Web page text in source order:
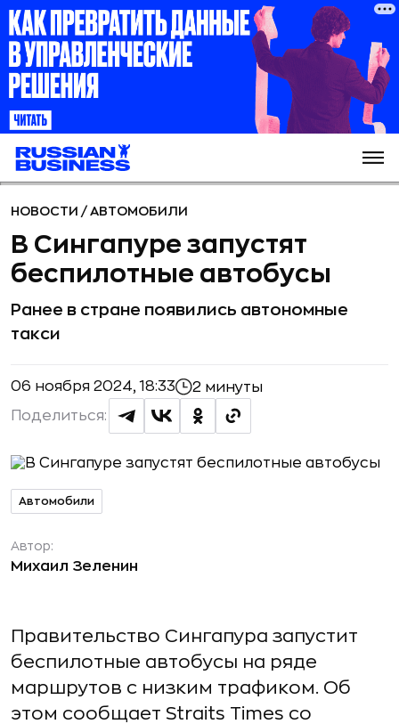
НОВОСТИ / АВТОМОБИЛИ
В Сингапуре запустят
беспилотные автобусы
Ранее в стране появились автономные
такси
06 ноября 2024, 18:33 2 минуты
Поделиться:
Автомобили
Автор:
Михаил Зеленин
Правительство Сингапура запустит
беспилотные автобусы на ряде
маршрутов с низким трафиком. Об
этом сообщает Straits Times со